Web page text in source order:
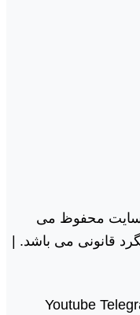
سایت محفوظ می
قانونی می باشد. |
Youtube